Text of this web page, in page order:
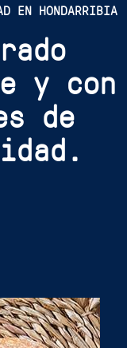
EN HONDARRIBIA
y con
de